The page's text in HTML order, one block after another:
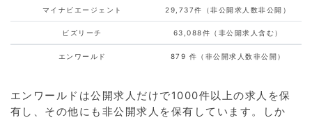
マイナビエージェント 29,737件（非公開求人数非公開）
ビズリーチ 63,088件（非公開求人含む）
エンワールド 879 件（非公開求人数非公開）
エンワールドは公開求人だけで1000件以上の求人を保
有し、その他にも非公開求人を保有しています。しか